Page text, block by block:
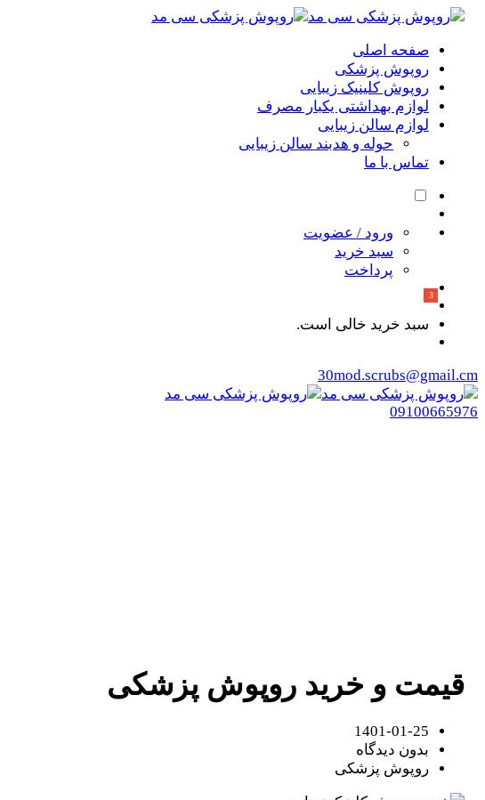
صفحه اصلی
روپوش پزشکی
روپوش کلینیک زیبایی
لوازم بهداشتی یکبار مصرف
لوازم سالن زیبایی
حوله و هدبند سالن زیبایی
تماس با ما
ورود / عضویت
سبد خرید
پرداخت
سبد خرید خالی است.
30mod.scrubs@gmail.cm
09100665976
قیمت و خرید روپوش پزشکی
1401-01-25
بدون دیدگاه
روپوش پزشکی